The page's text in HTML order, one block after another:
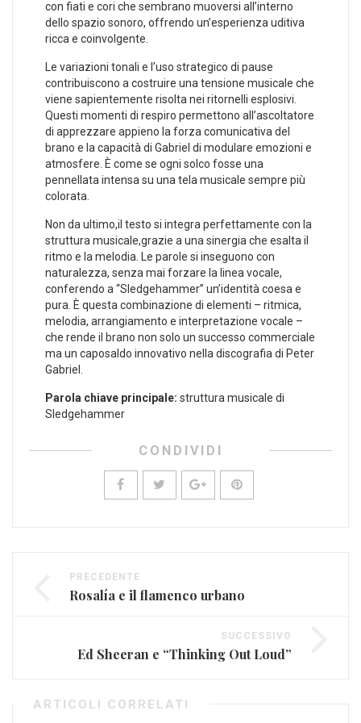
con fiati e cori che sembrano muoversi all’interno⁣
dello ⁤spazio sonoro, offrendo‍ un’esperienza uditiva
ricca e coinvolgente.
Le variazioni tonali e‍ l’uso strategico di ​pause
contribuiscono a costruire una tensione musicale che
viene sapientemente ​risolta nei ritornelli esplosivi.
Questi⁤ momenti di respiro permettono all’ascoltatore
di‍ apprezzare appieno la‍ forza comunicativa del
brano⁤ e la capacità di Gabriel di modulare emozioni e
atmosfere. È come se ogni solco fosse una
pennellata intensa​ su una⁢ tela ⁤musicale sempre più
colorata.
Non ​da ultimo,il testo si integra perfettamente con ⁤la
struttura musicale,grazie a una sinergia che esalta il
ritmo e la melodia. Le parole si inseguono con
naturalezza, senza mai‍ forzare la linea vocale,
conferendo a “Sledgehammer” un’identità coesa e
pura. È questa combinazione di elementi – ritmica,
melodia, arrangiamento e interpretazione vocale –
che rende il brano non solo un⁢ successo commerciale
ma​ un caposaldo innovativo nella⁤ discografia di Peter
⁤Gabriel.
Parola chiave​ principale: struttura musicale di
Sledgehammer
CONDIVIDI
PRECEDENTE
Rosalía e il flamenco urbano
SUCCESSIVO
Ed Sheeran e “Thinking Out Loud”
ARTICOLI CORRELATI